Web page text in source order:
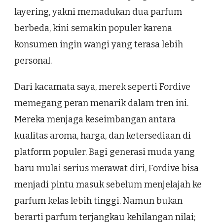
layering, yakni memadukan dua parfum
berbeda, kini semakin populer karena
konsumen ingin wangi yang terasa lebih
personal.
Dari kacamata saya, merek seperti Fordive
memegang peran menarik dalam tren ini.
Mereka menjaga keseimbangan antara
kualitas aroma, harga, dan ketersediaan di
platform populer. Bagi generasi muda yang
baru mulai serius merawat diri, Fordive bisa
menjadi pintu masuk sebelum menjelajah ke
parfum kelas lebih tinggi. Namun bukan
berarti parfum terjangkau kehilangan nilai;